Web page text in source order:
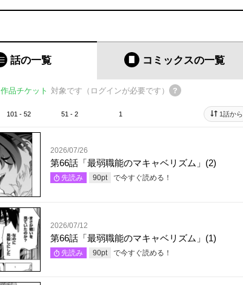
話の一覧 コミックスの一覧
作品チケット 対象です（ログインが必要です）
101 - 52 51 - 2 1 1話から
2026/07/26
第66話「最弱職能のマキャベリズム」(2)
先読み 90pt で今すぐ読める！
2026/07/12
第66話「最弱職能のマキャベリズム」(1)
先読み 90pt で今すぐ読める！